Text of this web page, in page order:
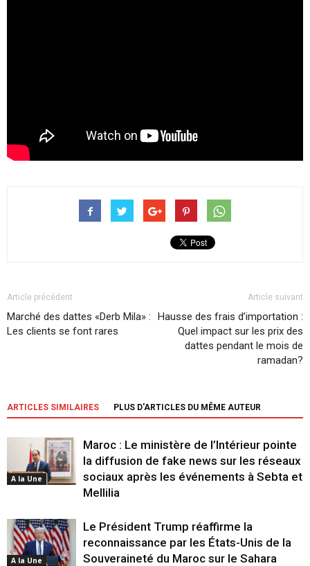
Article précédent
Marché des dattes «Derb Mila» :
Les clients se font rares
Article suivant
Hausse des frais d’importation :
Quel impact sur les prix des
dattes pendant le mois de
ramadan?
ARTICLES SIMILAIRES PLUS D'ARTICLES DU MÊME AUTEUR
A la Une
Maroc : Le ministère de l’Intérieur pointe
la diffusion de fake news sur les réseaux
sociaux après les événements à Sebta et
Mellilia
A la Une
Le Président Trump réaffirme la
reconnaissance par les États-Unis de la
Souveraineté du Maroc sur le Sahara